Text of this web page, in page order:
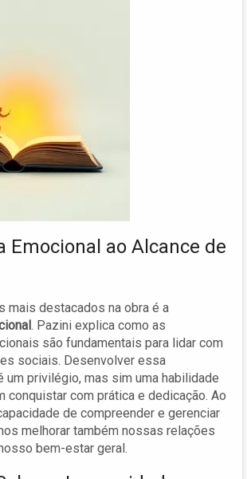
Emocional ao Alcance de
mais destacados na obra é a
. Pazini explica como as
são fundamentais para lidar com
sociais. Desenvolver essa
um privilégio, mas sim uma habilidade
conquistar com prática e dedicação. Ao
de compreender e gerenciar
melhorar também nossas relações
bem-estar geral.